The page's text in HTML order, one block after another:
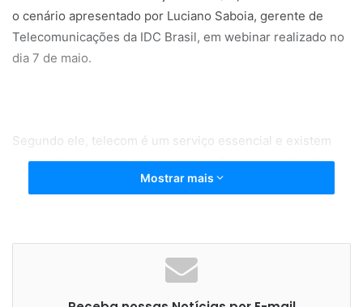
o cenário apresentado por Luciano Saboia, gerente de
Telecomunicações da IDC Brasil, em webinar realizado no
dia 7 de maio.
Segundo ele, telecom é um serviço essencial e existem
outras despesas que as empresas vão cortar antes dos
serviços de telecomunicações. “Há, inclusive, grande
receita está diretamente associada ao desempenho
econômico dos países e de quando e como sairão da
Mostrar mais